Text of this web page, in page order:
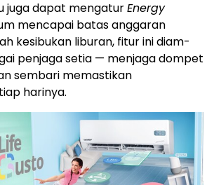
juga dapat mengaturEnergy
mencapai batas anggaran
kesibukan liburan, fitur ini diam-
penjaga setia — menjaga dompet
sembari memastikan
harinya.